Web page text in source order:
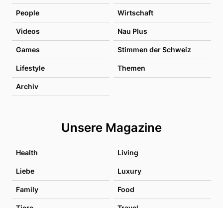
People Wirtschaft
Videos Nau Plus
Games Stimmen der Schweiz
Lifestyle Themen
Archiv
Unsere Magazine
Health Living
Liebe Luxury
Family Food